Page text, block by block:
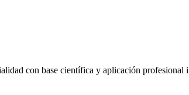
con base científica y aplicación